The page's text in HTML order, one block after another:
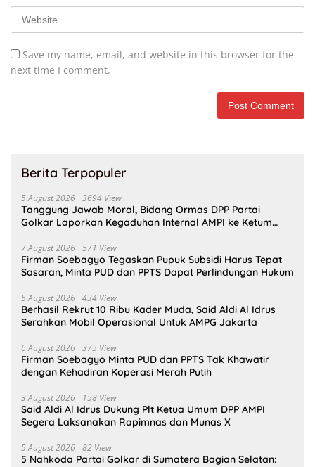
Save my name, email, and website in this browser for the
next time I comment.
Berita Terpopuler
5 August 2026 3694 View
Tanggung Jawab Moral, Bidang Ormas DPP Partai
Golkar Laporkan Kegaduhan Internal AMPI ke Ketum
7 August 2026 571 View
Firman Soebagyo Tegaskan Pupuk Subsidi Harus Tepat
Sasaran, Minta PUD dan PPTS Dapat Perlindungan Hukum
5 August 2026 434 View
Berhasil Rekrut 10 Ribu Kader Muda, Said Aldi Al Idrus
Serahkan Mobil Operasional Untuk AMPG Jakarta
6 August 2026 375 View
Firman Soebagyo Minta PUD dan PPTS Tak Khawatir
dengan Kehadiran Koperasi Merah Putih
3 August 2026 158 View
Said Aldi Al Idrus Dukung Plt Ketua Umum DPP AMPI
Segera Laksanakan Rapimnas dan Munas X
5 August 2026 82 View
5 Nahkoda Partai Golkar di Sumatera Bagian Selatan: